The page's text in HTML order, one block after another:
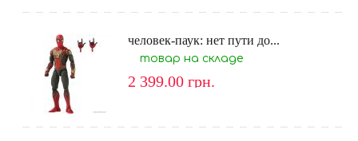
человек-паук: нет пути до...
товар на складе
2 399.00 грн.